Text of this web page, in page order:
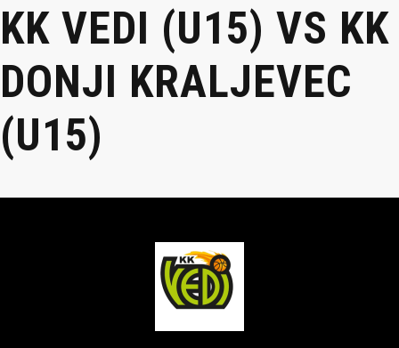
KK VEDI (U15) VS KK
DONJI KRALJEVEC
(U15)